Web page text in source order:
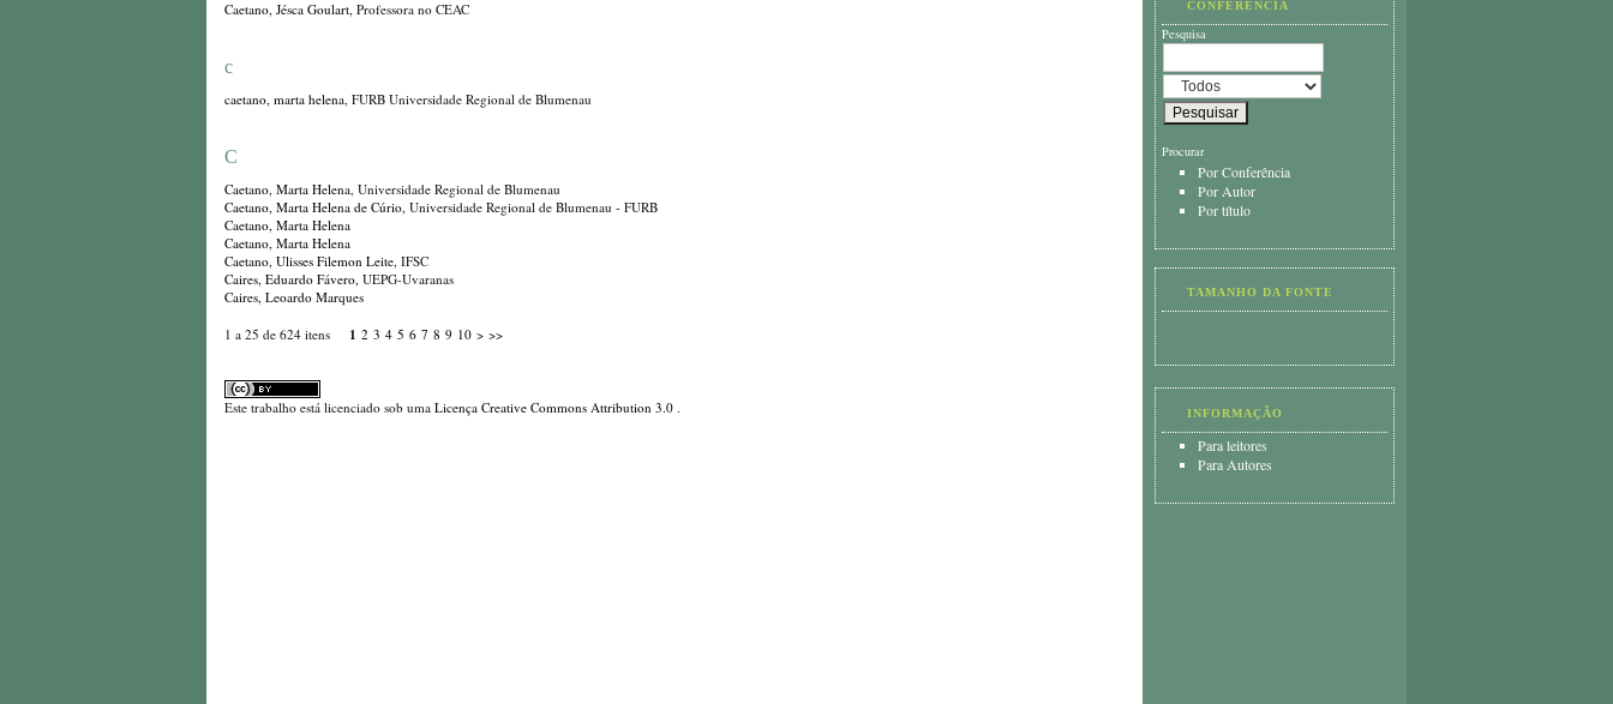
CONFERÊNCIA
Pesquisa
Procurar
Por Conferência
Por Autor
Por título
TAMANHO DA FONTE
INFORMAÇÃO
Para leitores
Para Autores
Caetano, Jésca Goulart, Professora no CEAC
c
caetano, marta helena, FURB Universidade Regional de Blumenau
C
Caetano, Marta Helena, Universidade Regional de Blumenau
Caetano, Marta Helena de Cúrio, Universidade Regional de Blumenau - FURB
Caetano, Marta Helena
Caetano, Marta Helena
Caetano, Ulisses Filemon Leite, IFSC
Caires, Eduardo Fávero, UEPG-Uvaranas
Caires, Leoardo Marques
1 a 25 de 624 itens 1 2 3 4 5 6 7 8 9 10 > >>
Este trabalho está licenciado sob uma Licença Creative Commons Attribution 3.0 .